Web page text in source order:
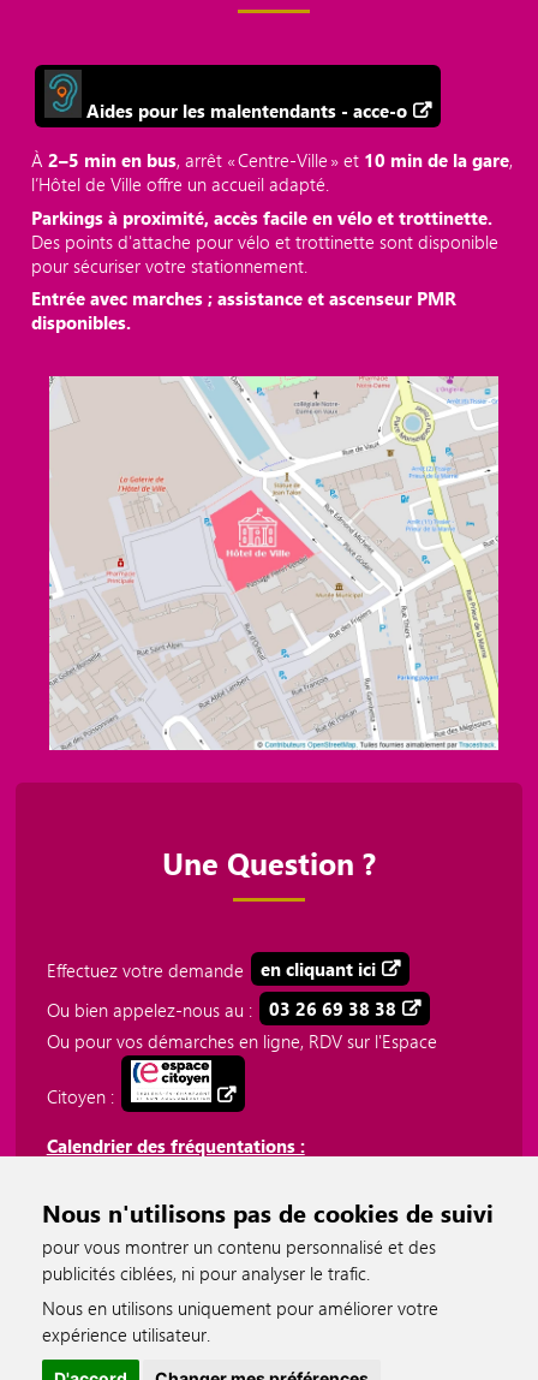
Nous n'utilisons pas de cookies de suivi
pour vous montrer un contenu personnalisé et des
publicités ciblées, ni pour analyser le trafic.
Nous en utilisons uniquement pour améliorer votre
expérience utilisateur.
Aides pour les malentendants - acce-o
À2–5 min en bus, arrêt « Centre‑Ville » et 10 min de la gare,
l’Hôtel de Ville offre un accueil adapté.
Parkings à proximité, accès facile en vélo et trottinette.
Des points d'attache pour vélo et trottinette sont disponible
pour sécuriser votre stationnement.
Entrée avec marches ; assistance et ascenseur PMR
disponibles.
Une Question ?
Effectuez votre demande
en cliquant ici
Ou bien appelez-nous au :
03 26 69 38 38
Ou pour vos démarches en ligne, RDV sur l'Espace
Citoyen :
Calendrier des fréquentations :
Plateforme téléphonique 03 26 69 38 38.pdf
accessible